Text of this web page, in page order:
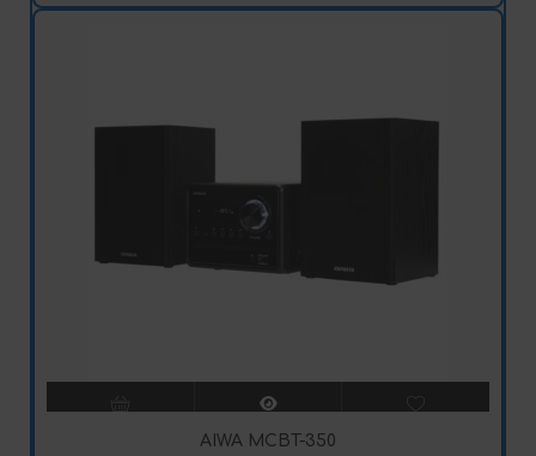
AIWA MCBT-350